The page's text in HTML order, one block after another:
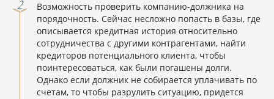
Возможность проверить компанию-должника на
порядочность. Сейчас несложно попасть в базы, где
описывается кредитная история относительно
сотрудничества с другими контрагентами, найти
кредиторов потенциального клиента, чтобы
поинтересоваться, как были погашены долги.
Однако если должник не собирается уплачивать по
счетам, то чтобы разрулить ситуацию, придется